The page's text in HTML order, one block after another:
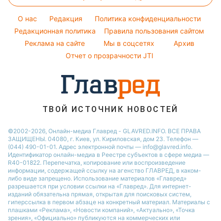
Настя Каменских
Виталий Козловский
Потап
Советы от Андре Тана
Новости Полтавы
Новости Сум
Новости Тернополя
Новости Черкассы
Новости Одессы
Оптические иллюзии
Народные приметы
Все о шоу-бизнесе
O нас Редакция
Политика конфиденциальности
Редакционная политика
Правила пользования сайтом
Реклама на сайте
Мы в соцсетях
Архив
Отчет о прозрачности JTI
ТВОЙ ИСТОЧНИК НОВОСТЕЙ
©2002-2026, Онлайн-медиа Главред - GLAVRED.INFO. ВСЕ ПРАВА
ЗАЩИЩЕНЫ. 04080, г. Киев, ул. Кириловская, дом 23. Телефон —
(044) 490-01-01. Адрес электронной почты — info@glavred.info.
Идентификатор онлайн-медиа в Реестре cубъектов в сфере медиа —
R40-01822. Перепечатка, копирование или воспроизведение
информации, содержащей ссылку на агенство ГЛАВРЕД, в каком-
либо виде запрещено. Использование материалов «Главред»
разрешается при условии ссылки на «Главред». Для интернет-
изданий обязательна прямая, открытая для поисковых систем,
гиперссылка в первом абзаце на конкретный материал. Материалы с
плашками «Реклама», «Новости компаний», «Актуально», «Точка
зрения», «Официально» публикуются на коммерческих или